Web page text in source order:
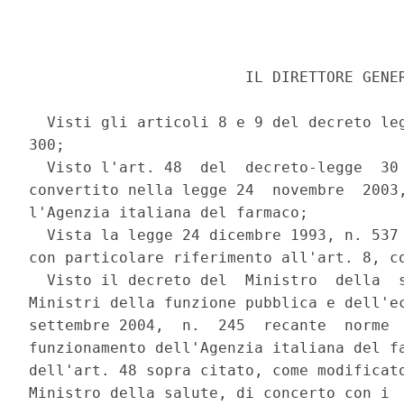
IL DIRETTORE
Visti gli articoli 8 e 9 del decreto
300;
Visto l'art. 48  del  decreto-legge
convertito nella legge 24  novembre
l'Agenzia italiana del farmaco;
Vista la legge 24 dicembre 1993, n.
con particolare riferimento all'art. 8,
Visto il decreto del  Ministro  della
Ministri della funzione pubblica e
settembre 2004,  n.  245  recante
funzionamento dell'Agenzia italiana del
dell'art. 48 sopra citato, come
Ministro della salute, di concerto con